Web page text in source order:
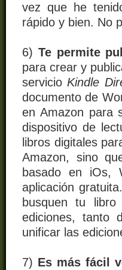
vez que he
rápido y bien. No
6) Te permite
para crear y
servicio Kindle
documento de
en Amazon para
dispositivo de
libros digitales
Amazon, sino
basado en iOs,
aplicación gratuita.
busquen tu
ediciones, tanto
unificar las
7) Es más fácil